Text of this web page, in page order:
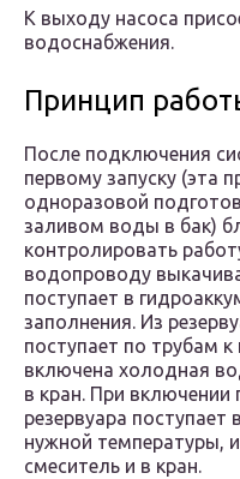
К выходу насоса
водоснабжения.
Принцип
После подключения
первому запуску (эта
одноразовой
заливом воды в бак)
контролировать
водопроводу
поступает в
заполнения. Из
поступает по трубам
включена холодная
в кран. При включении
резервуара поступает
нужной температуры,
смеситель и в кран.